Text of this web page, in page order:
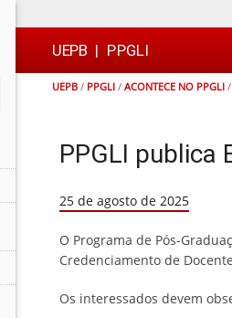
UEPB | PPGLI
UEPB / PPGLI / ACONTECE NO PPGLI /
PPGLI publica
25 de agosto de 2025
O Programa de Pós-
Credenciamento de
Os interessados devem